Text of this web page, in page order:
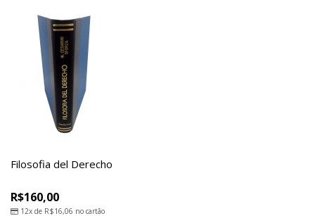
Filosofia del Derecho
R$160,00
12x de R$16,06 no cartão